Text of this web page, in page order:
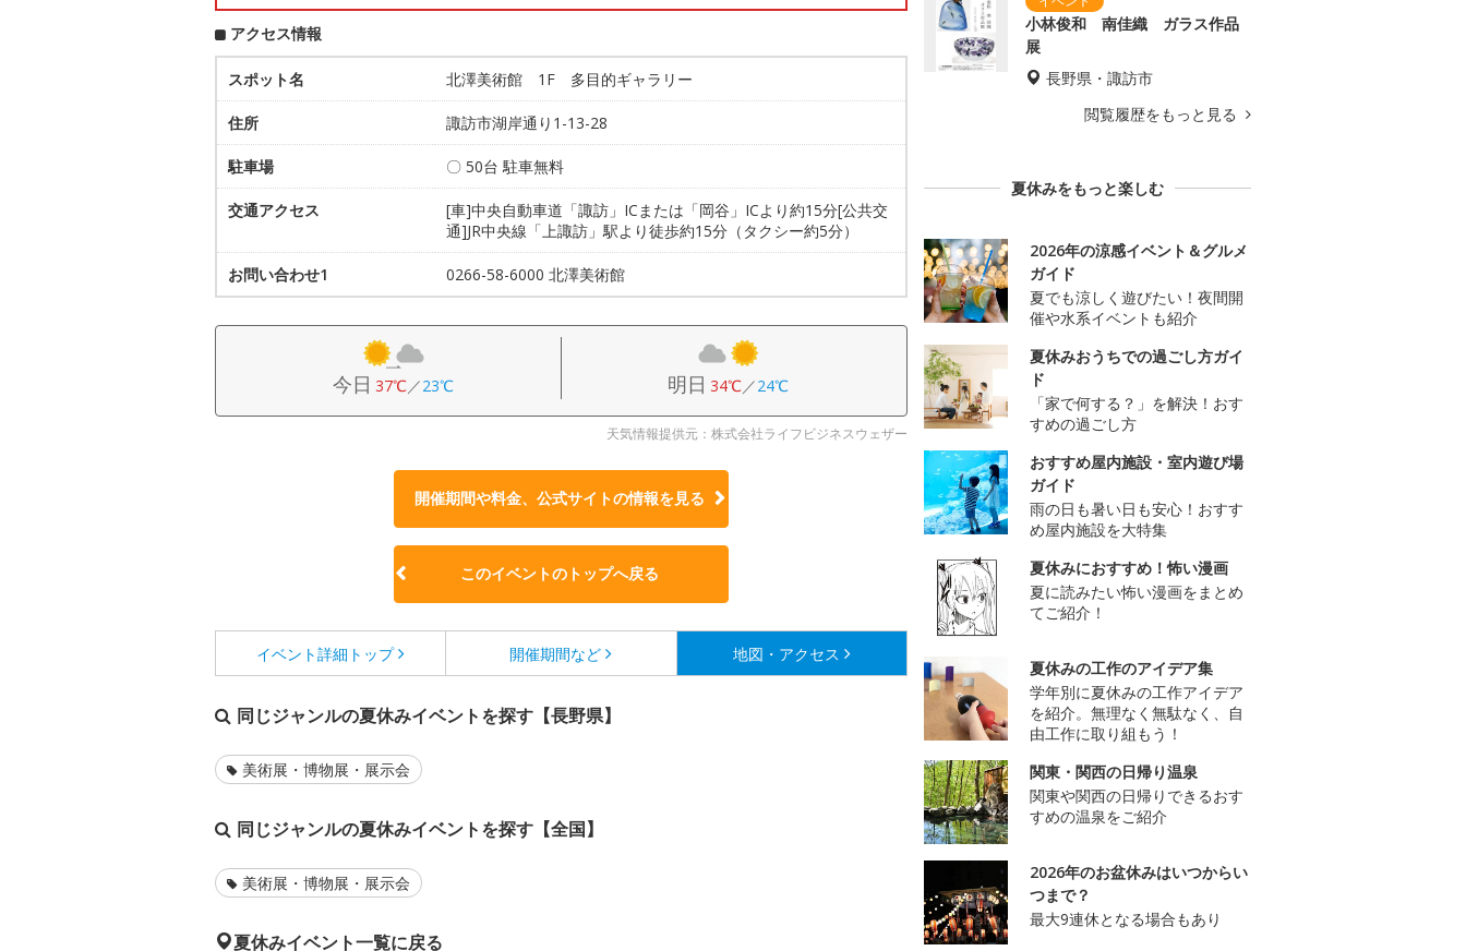
アクセス情報
スポット名 北澤美術館 1F 多目的ギャラリー
住所 諏訪市湖岸通り1-13-28
駐車場 〇 50台 駐車無料
交通アクセス
[車]中央自動車道「諏訪」ICまたは「岡谷」ICより約15分[公共交
通]JR中央線「上諏訪」駅より徒歩約15分（タクシー約5分）
お問い合わせ1 0266-58-6000 北澤美術館
今日 37℃／23℃ 明日 34℃／24℃
天気情報提供元：株式会社ライフビジネスウェザー
開催期間や料金、公式サイトの情報を見る
このイベントのトップへ戻る
イベント詳細 トップ 開催期間など 地図・アクセス
同じジャンルの夏休みイベントを探す【長野県】
美術展・博物展・展示会
同じジャンルの夏休みイベントを探す【全国】
美術展・博物展・展示会
夏休みイベント一覧に戻る
小林俊和 南佳織 ガラス作品
展
長野県・諏訪市
閲覧履歴をもっと見る
夏休みをもっと楽しむ
2026年の涼感イベント＆グルメ
ガイド
夏でも涼しく遊びたい！夜間開
催や水系イベントも紹介
夏休みおうちでの過ごし方ガイ
ド
「家で何する？」を解決！おす
すめの過ごし方
おすすめ屋内施設・室内遊び場
ガイド
雨の日も暑い日も安心！おすす
め屋内施設を大特集
夏休みにおすすめ！怖い漫画
夏に読みたい怖い漫画をまとめ
てご紹介！
夏休みの工作のアイデア集
学年別に夏休みの工作アイデア
を紹介。無理なく無駄なく、自
由工作に取り組もう！
関東・関西の日帰り温泉
関東や関西の日帰りできるおす
すめの温泉をご紹介
2026年のお盆休みはいつからい
つまで？
最大9連休となる場合もあり